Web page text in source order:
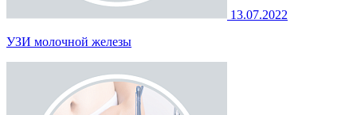
13.07.2022
УЗИ молочной железы